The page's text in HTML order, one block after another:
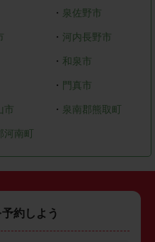
・ 泉佐野市
・ 河内長野市
・ 和泉市
・ 門真市
市 ・ 泉南郡熊取町
河南町
約しよう